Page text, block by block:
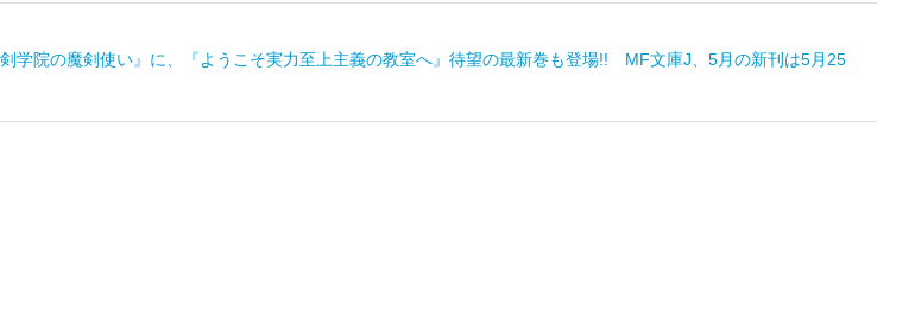
剣学院の魔剣使い』に、『ようこそ実力至上主義の教室へ』待望の最新巻も登場!! MF文庫J、5月の新刊は5月25